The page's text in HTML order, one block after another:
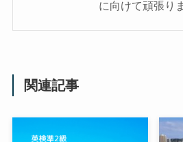
に向けて頑張り
関連記事